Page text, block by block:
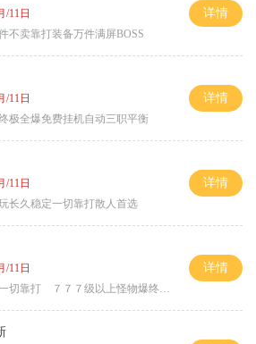
/11日
不卖靠打装备万件满屏BOSS
详情
/11日
极全爆免费挂机自动三职平衡
详情
/11日
长久稳定一切靠打散人首选
详情
/11日
切靠打 ７７７级以上怪物爆终极
详情